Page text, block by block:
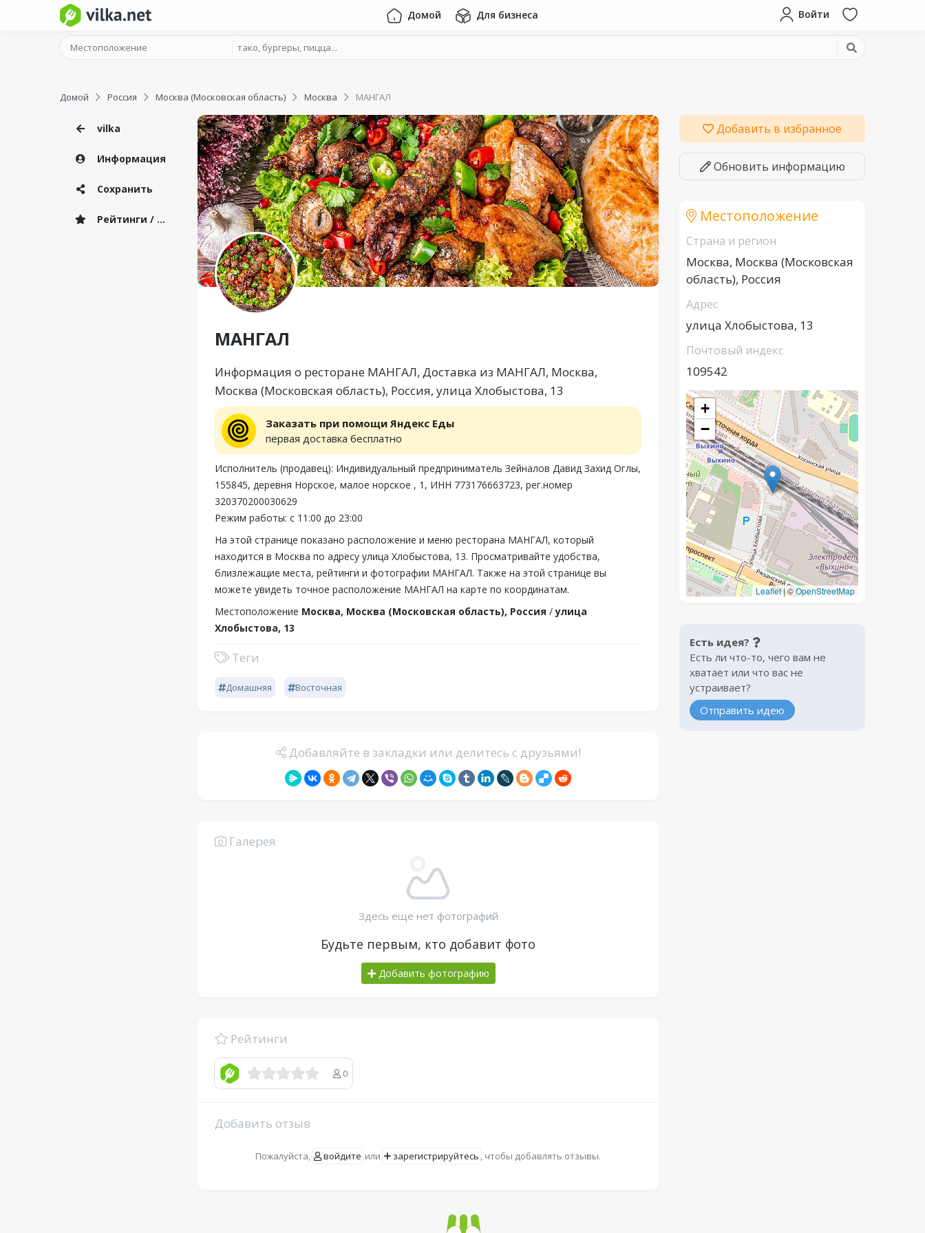
Домой Для бизнеса Войти
Домой Россия Москва (Московская область) Москва МАНГАЛ
vilka
Информация
Сохранить
Рейтинги / Отзывы
МАНГАЛ
Информация о ресторане МАНГАЛ, Доставка из МАНГАЛ, Москва,
Москва (Московская область), Россия, улица Хлобыстова, 13
Заказать при помощи Яндекс Еды
первая доставка бесплатно
Исполнитель (продавец): Индивидуальный предприниматель Зейналов Давид Захид Оглы,
155845, деревня Норское, малое норское , 1, ИНН 773176663723, рег.номер
320370200030629
Режим работы: с 11:00 до 23:00
На этой странице показано расположение и меню ресторана МАНГАЛ, который
находится в Москва по адресу улица Хлобыстова, 13. Просматривайте удобства,
близлежащие места, рейтинги и фотографии МАНГАЛ. Также на этой странице вы
можете увидеть точное расположение МАНГАЛ на карте по координатам.
Местоположение Москва, Москва (Московская область), Россия /улица
Хлобыстова, 13
Теги
Домашняя Восточная
Добавляйте в закладки или делитесь с друзьями!
Галерея
Здесь еще нет фотографий
Будьте первым, кто добавит фото
Добавить фотографию
Рейтинги
0
Добавить отзыв
Пожалуйста, войдите или зарегистрируйтесь , чтобы добавлять отзывы.
Добавить в избранное
Обновить информацию
Местоположение
Страна и регион
Москва, Москва (Московская
область), Россия
Адрес
улица Хлобыстова, 13
Почтовый индекс
109542
+
−
Leaflet|©OpenStreetMap
Есть идея?
Есть ли что-то, чего вам не
хватает или что вас не
устраивает?
Отправить идею